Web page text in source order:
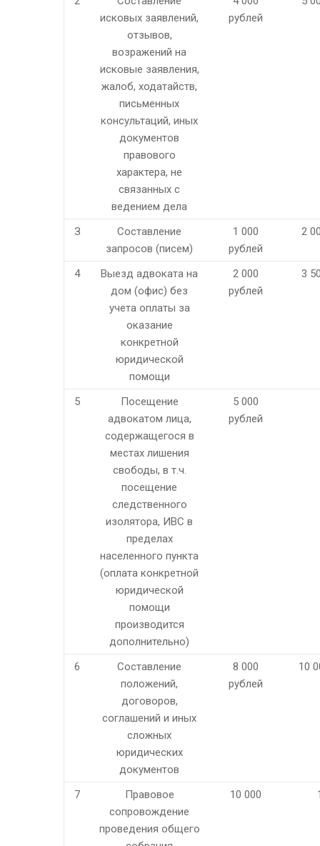
исковых заявлений,
отзывов,
возражений на
исковые заявления,
жалоб, ходатайств,
письменных
консультаций, иных
документов
правового
характера, не
связанных с
ведением дела
рублей
З
Составление
запросов (писем)
1 000
рублей
2
4
Выезд адвоката на
дом (офис) без
учета оплаты за
оказание
конкретной
юридической
помощи
2 000
рублей
3
5
Посещение
адвокатом лица,
содержащегося в
местах лишения
свободы, в т.ч.
посещение
следственного
изолятора, ИВС в
пределах
населенного пункта
(оплата конкретной
юридической
помощи
производится
дополнительно)
5 000
рублей
6
Составление
положений,
договоров,
соглашений и иных
сложных
юридических
документов
8 000
рублей
10
7
Правовое
сопровождение
проведения общего
10 000